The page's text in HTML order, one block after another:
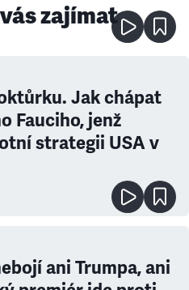
zajímat
Jak chápat
Fauciho, jenž
strategii USA v
ani Trumpa, ani